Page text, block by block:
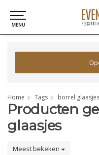
MENU
Home Tags borrel glaasjes
Producten
glaasjes
Meest bekeken